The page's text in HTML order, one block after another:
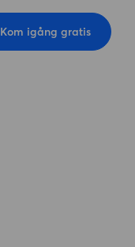
Kom igång gratis